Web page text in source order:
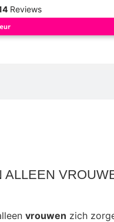
Reviews
ALLEEN
vrouwen zich